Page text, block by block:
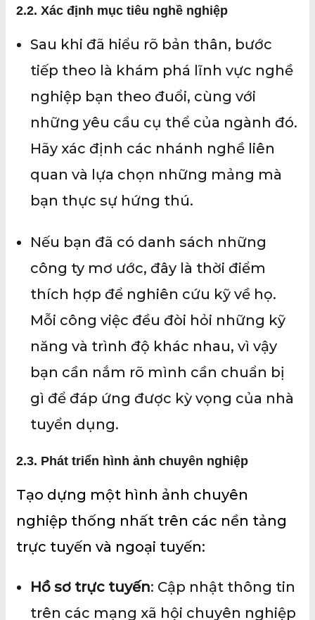
2.2. Xác định mục tiêu nghề nghiệp
Sau khi đã hiểu rõ bản thân, bước
tiếp theo là khám phá lĩnh vực nghề
nghiệp bạn theo đuổi, cùng với
những yêu cầu cụ thể của ngành đó.
Hãy xác định các nhánh nghề liên
quan và lựa chọn những mảng mà
bạn thực sự hứng thú.
Nếu bạn đã có danh sách những
công ty mơ ước, đây là thời điểm
thích hợp để nghiên cứu kỹ về họ.
Mỗi công việc đều đòi hỏi những kỹ
năng và trình độ khác nhau, vì vậy
bạn cần nắm rõ mình cần chuẩn bị
gì để đáp ứng được kỳ vọng của nhà
tuyển dụng.
2.3. Phát triển hình ảnh chuyên nghiệp
Tạo dựng một hình ảnh chuyên
nghiệp thống nhất trên các nền tảng
trực tuyến và ngoại tuyến:
Hồ sơ trực tuyến: Cập nhật thông tin
trên các mạng xã hội chuyên nghiệp